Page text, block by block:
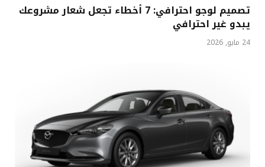
تصميم لوجو احترافي: 7 أخطاء تجعل شعار مشروعك
يبدو غير احترافي
24 مايو, 2026